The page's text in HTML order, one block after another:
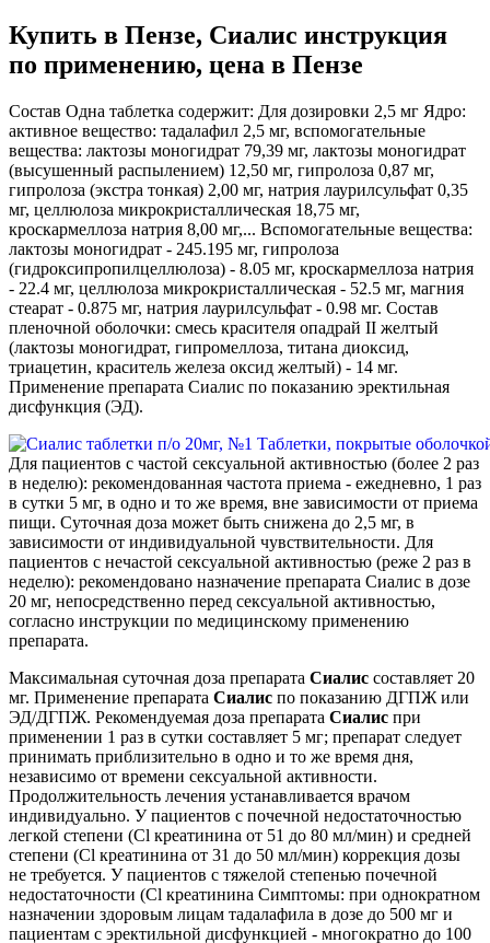
Купить в Пензе, Сиалис инструкция
по применению, цена в Пензе
Состав Одна таблетка содержит: Для дозировки 2,5 мг Ядро:
активное вещество: тадалафил 2,5 мг, вспомогательные
вещества: лактозы моногидрат 79,39 мг, лактозы моногидрат
(высушенный распылением) 12,50 мг, гипролоза 0,87 мг,
гипролоза (экстра тонкая) 2,00 мг, натрия лаурилсульфат 0,35
мг, целлюлоза микрокристаллическая 18,75 мг,
кроскармеллоза натрия 8,00 мг,... Вспомогательные вещества:
лактозы моногидрат - 245.195 мг, гипролоза
(гидроксипропилцеллюлоза) - 8.05 мг, кроскармеллоза натрия
- 22.4 мг, целлюлоза микрокристаллическая - 52.5 мг, магния
стеарат - 0.875 мг, натрия лаурилсульфат - 0.98 мг. Состав
пленочной оболочки: смесь красителя опадрай II желтый
(лактозы моногидрат, гипромеллоза, титана диоксид,
триацетин, краситель железа оксид желтый) - 14 мг.
Применение препарата Сиалис по показанию эректильная
дисфункция (ЭД).
Для пациентов с частой сексуальной активностью (более 2 раз
в неделю): рекомендованная частота приема - ежедневно, 1 раз
в сутки 5 мг, в одно и то же время, вне зависимости от приема
пищи. Суточная доза может быть снижена до 2,5 мг, в
зависимости от индивидуальной чувствительности. Для
пациентов с нечастой сексуальной активностью (реже 2 раз в
неделю): рекомендовано назначение препарата Сиалис в дозе
20 мг, непосредственно перед сексуальной активностью,
согласно инструкции по медицинскому применению
препарата.
Максимальная суточная доза препарата Сиалис составляет 20
мг. Применение препарата Сиалис по показанию ДГПЖ или
ЭД/ДГПЖ. Рекомендуемая доза препарата Сиалис при
применении 1 раз в сутки составляет 5 мг; препарат следует
принимать приблизительно в одно и то же время дня,
независимо от времени сексуальной активности.
Продолжительность лечения устанавливается врачом
индивидуально. У пациентов с почечной недостаточностью
легкой степени (Cl креатинина от 51 до 80 мл/мин) и средней
степени (Cl креатинина от 31 до 50 мл/мин) коррекция дозы
не требуется. У пациентов с тяжелой степенью почечной
недостаточности (Cl креатинина Симптомы: при однократном
назначении здоровым лицам тадалафила в дозе до 500 мг и
пациентам с эректильной дисфункцией - многократно до 100